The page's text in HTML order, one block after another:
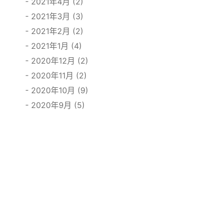
2021年3月 (3)
2021年2月 (2)
2021年1月 (4)
2020年12月 (2)
2020年11月 (2)
2020年10月 (9)
2020年9月 (5)